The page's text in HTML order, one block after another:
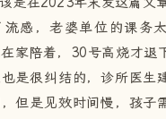
流感，老婆单位的课务
家陪着，30号高烧才退
是很纠结的，诊所医生
但是见效时间慢，孩子